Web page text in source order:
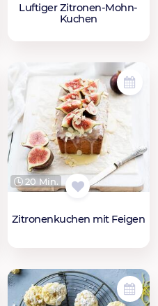
Luftiger Zitronen-Mohn-
Kuchen
20 Min.
Zitronenkuchen mit Feigen